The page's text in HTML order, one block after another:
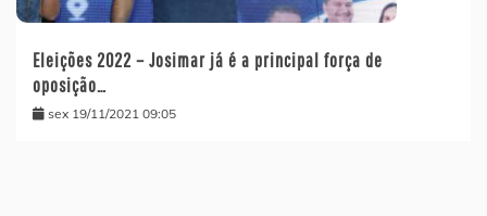
Eleições 2022 – Josimar já é a principal força de
oposição…
sex 19/11/2021 09:05